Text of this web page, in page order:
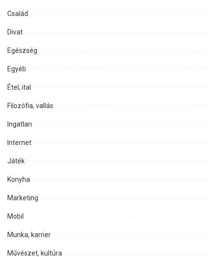
Család
Divat
Egészség
Egyéb
Étel, ital
Filozófia, vallás
Ingatlan
Internet
Játék
Konyha
Marketing
Mobil
Munka, karrier
Művészet, kultúra